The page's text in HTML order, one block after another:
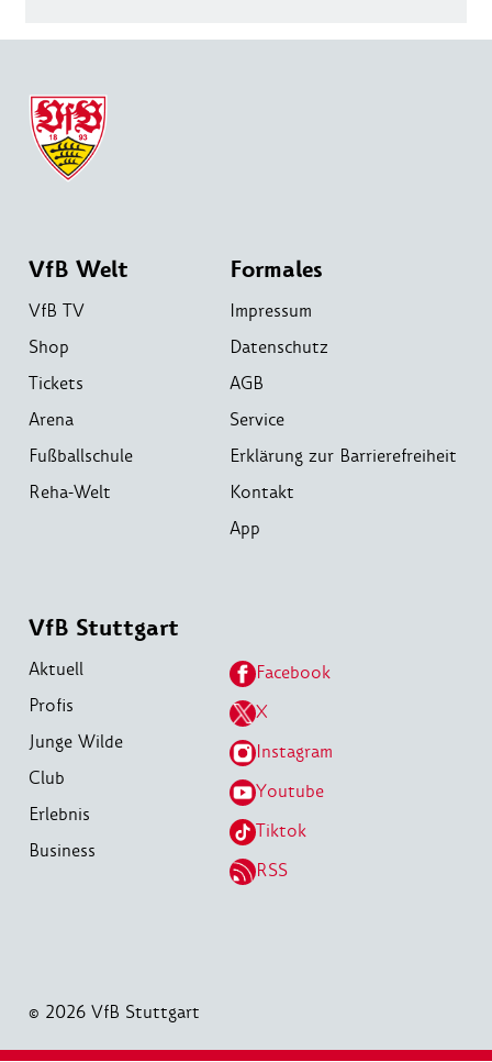
VfB Welt
VfB TV
Shop
Tickets
Arena
Fußballschule
Reha-Welt
Formales
Impressum
Datenschutz
AGB
Service
Erklärung zur Barrierefreiheit
Kontakt
App
VfB Stuttgart
Aktuell
Profis
Junge Wilde
Club
Erlebnis
Business
Facebook
X
Instagram
Youtube
Tiktok
RSS
© 2026 VfB Stuttgart